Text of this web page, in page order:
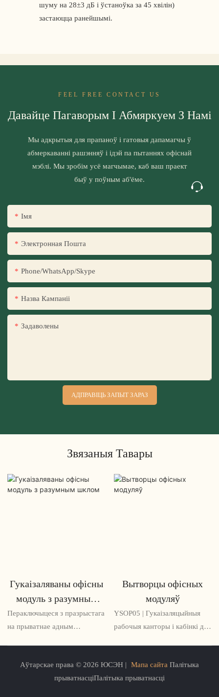
шуму на 28±3 дБ і ўстаноўка за 45 хвілін)
застаюцца ранейшымі.
FEEL FREE CONTACT US
Давайце Пагаворым І Абмяркуем З Намі
Мы адкрытыя для прапаноў і гатовыя дапамагчы ў
абмеркаванні рашэнняў і ідэй па пытаннях офіснай
мэблі. Мы зробім усё магчымае, каб ваш праект
быў у поўным аб'ёме.
Імя
Электронная Пошта
Phone/WhatsApp/Skype
Назва Кампаніі
Задаволены
АДПРАВІЦЬ ЗАПЫТ ЗАРАЗ
Звязаныя Тавары
Гукаізаляваны офісны
модуль з разумным
шклом
Пераключыцеся з празрыстага
на прыватнае адным
адкрытасць.
Вытворцы офісных
модуляў
YSOP05 | Гукаізаляцыйныя
рабочыя канторы і кабінкі для
Аўтарскае права © 2026 ЮСЭН | Мапа сайта Палітыка
прыватнасціПалітыка прыватнасці